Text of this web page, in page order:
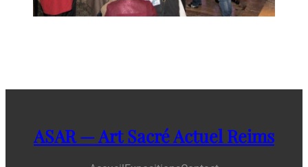
ASAR — Art Sacré Actuel Reims